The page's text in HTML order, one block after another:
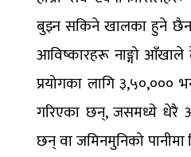
बुझ्न सकिने खालका हुने
आविष्कारहरू नाङ्गो
प्रयोगका लागि ३,५०,०००
गरिएका छन्, जसमध्ये धेरै
छन् वा जमिनमुनिको